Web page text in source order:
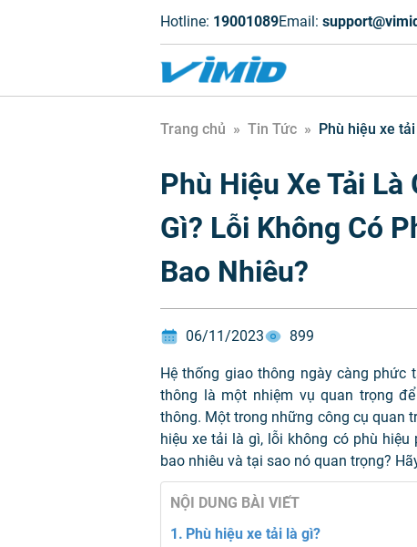
Hotline: 19001089Email:
Trang chủ » Tin Tức » Phù hiệu xe
Phù Hiệu Xe Tải
Gì? Lỗi Không Có
Bao Nhiêu?
06/11/2023 899
Hệ thống giao thông ngày càng phức
thông là một nhiệm vụ quan trọng
thông. Một trong những công cụ quan
hiệu xe tải là gì, lỗi không có phù
bao nhiêu và tại sao nó quan trọng?
NỘI DUNG BÀI VIẾT
Phù hiệu xe tải là gì?